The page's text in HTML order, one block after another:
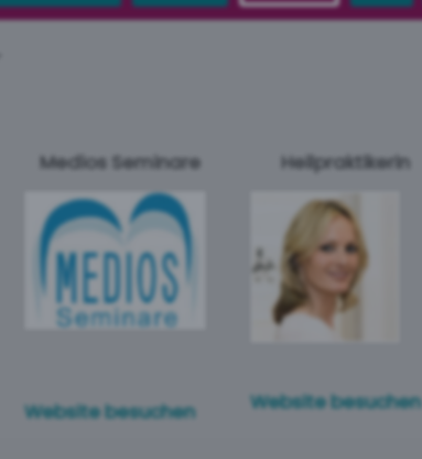
Medios Seminare
Website besuchen
Heilpraktikerin
Website besuchen